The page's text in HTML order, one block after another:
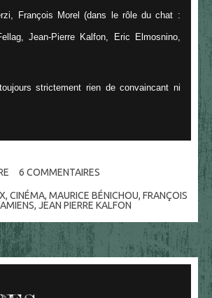
François Morel (dans le rôle du chat :
Jean-Pierre Kalfon, Eric Elmosnino,
strictement rien de convaincant ni
6 COMMENTAIRES
, CINÉMA, MAURICE BÉNICHOU, FRANÇOIS
,JEAN PIERRE KALFON